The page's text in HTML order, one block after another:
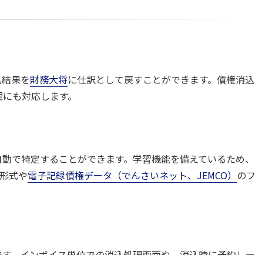
果を財務大将に仕訳として戻すことができます。債権消込
も対応します。
特定することができます。学習機能を備えているため、
式や電子記録債権データ（でんさいネット、JEMCO） のフ